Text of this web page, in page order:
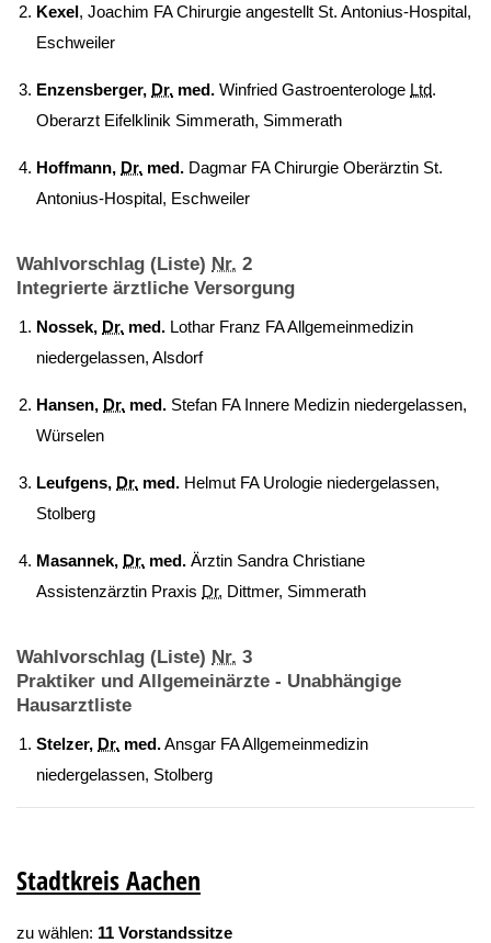
Kexel, Joachim FA Chirurgie angestellt St. Antonius-Hospital,
Eschweiler
Enzensberger, Dr. med. Winfried Gastroenterologe Ltd.
Oberarzt Eifelklinik Simmerath, Simmerath
Hoffmann, Dr. med. Dagmar FA Chirurgie Oberärztin St.
Antonius-Hospital, Eschweiler
Wahlvorschlag (Liste) Nr. 2
Integrierte ärztliche Versorgung
Nossek, Dr. med. Lothar Franz FA Allgemeinmedizin
niedergelassen, Alsdorf
Hansen, Dr. med. Stefan FA Innere Medizin niedergelassen,
Würselen
Leufgens, Dr. med. Helmut FA Urologie niedergelassen,
Stolberg
Masannek, Dr. med. Ärztin Sandra Christiane
Assistenzärztin Praxis Dr. Dittmer, Simmerath
Wahlvorschlag (Liste) Nr. 3
Praktiker und Allgemeinärzte - Unabhängige
Hausarztliste
Stelzer, Dr. med.Ansgar FA Allgemeinmedizin
niedergelassen, Stolberg
Stadtkreis Aachen
zu wählen: 11 Vorstandssitze